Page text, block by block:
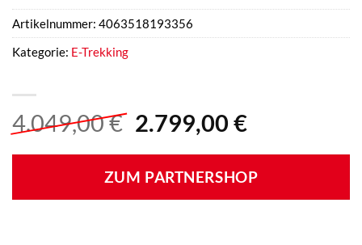
4.049,00€ Ursprünglicher
war:
4.049,00 €
2.799,00 €Aktueller
ist:
2.799,00
ZUM PARTNERSHOP
Artikelnummer: 4063518193356
Kategorie: E-Trekking